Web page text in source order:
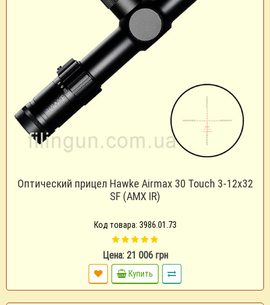
Оптический прицел Hawke Airmax 30 Touch 3-12x32
SF (AMX IR)
Код товара: 3986.01.73
Цена: 21 006 грн
Купить